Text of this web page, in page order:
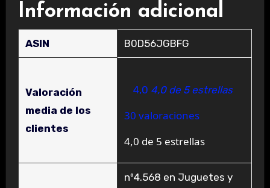
Información adicional
ASIN B0D56JGBFG
Valoración
media de los
clientes
4,0 4,0 de 5 estrellas
30 valoraciones
4,0 de 5 estrellas
nº4.568 en Juguetes y